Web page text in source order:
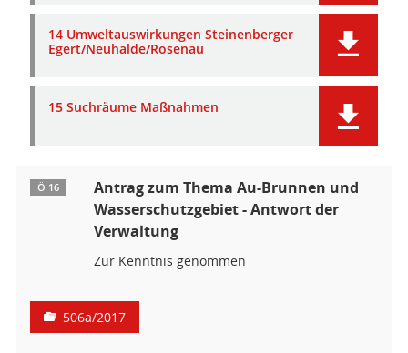
14 Umweltauswirkungen Steinenberger
Egert/Neuhalde/Rosenau
15 Suchräume Maßnahmen
Ö 16
Antrag zum Thema Au-Brunnen und
Wasserschutzgebiet - Antwort der
Verwaltung
Zur Kenntnis genommen
506a/2017